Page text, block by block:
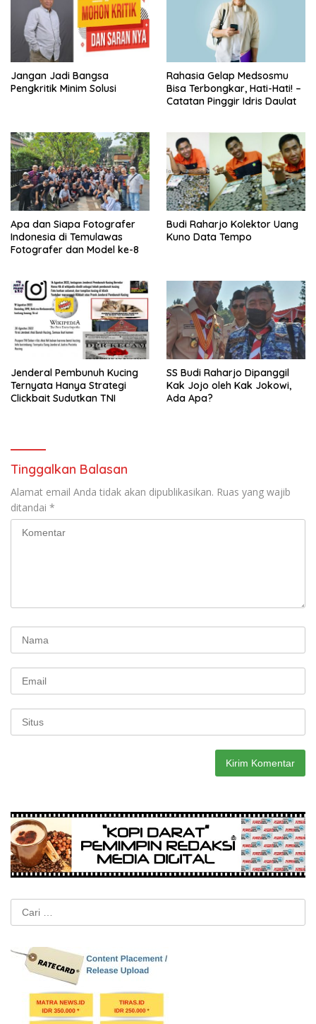
Jangan Jadi Bangsa
Pengkritik Minim Solusi
Rahasia Gelap Medsosmu
Bisa Terbongkar, Hati-Hati! –
Catatan Pinggir Idris Daulat
Apa dan Siapa Fotografer
Indonesia di Temulawas
Fotografer dan Model ke-8
Budi Raharjo Kolektor Uang
Kuno Data Tempo
Jenderal Pembunuh Kucing
Ternyata Hanya Strategi
Clickbait Sudutkan TNI
SS Budi Raharjo Dipanggil
Kak Jojo oleh Kak Jokowi,
Ada Apa?
Tinggalkan Balasan
Alamat email Anda tidak akan dipublikasikan. Ruas yang wajib
ditandai *